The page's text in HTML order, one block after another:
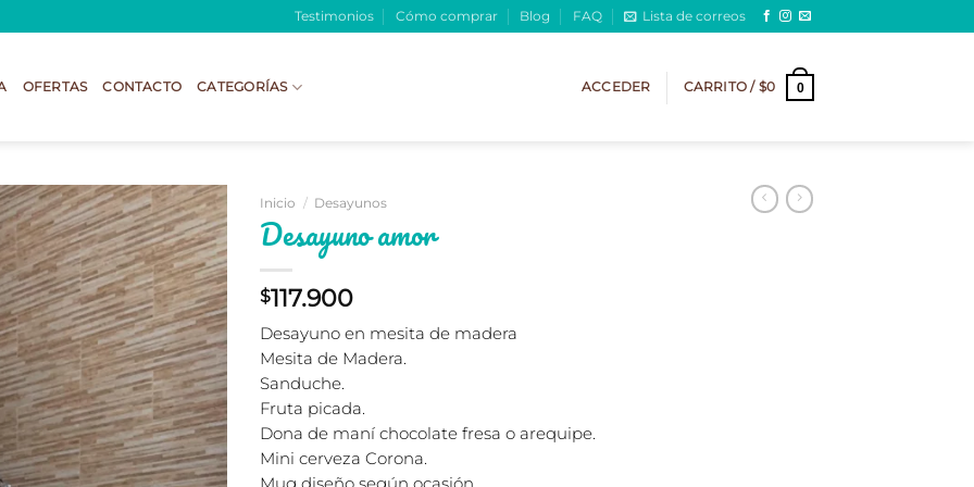
Testimonios Cómo comprar Blog FAQ Lista de correos
OFERTAS CONTACTO CATEGORÍAS ACCEDER CARRITO / $0 0
Inicio / Desayunos
Desayuno amor
$117.900
Desayuno en mesita de madera
Mesita de Madera.
Sanduche.
Fruta picada.
Dona de maní chocolate fresa o arequipe.
Mini cerveza Corona.